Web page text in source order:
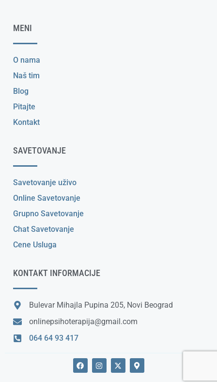
MENI
O nama
Naš tim
Blog
Pitajte
Kontakt
SAVETOVANJE
Savetovanje uživo
Online Savetovanje
Grupno Savetovanje
Chat Savetovanje
Cene Usluga
KONTAKT INFORMACIJE
Bulevar Mihajla Pupina 205, Novi Beograd
onlinepsihoterapija@gmail.com
064 64 93 417
F
a
c
I
n
s
X
-
t
M
a
p